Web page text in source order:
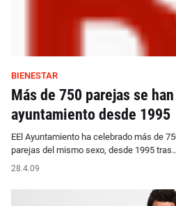
BIENESTAR
Más de 750 parejas se han
ayuntamiento desde 1995
EEl Ayuntamiento ha celebrado más de
parejas del mismo sexo, desde 1995
28.4.09